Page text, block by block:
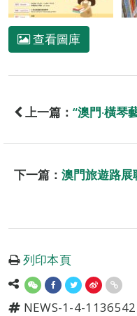
查看圖庫
上一篇： “澳門‧橫琴
下一篇： 澳門旅遊路
列印本頁
NEWS-1-4-1136542